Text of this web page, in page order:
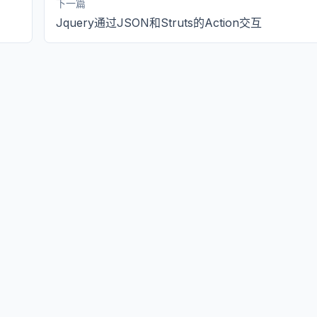
下一篇
Jquery通过JSON和Struts的Action交互